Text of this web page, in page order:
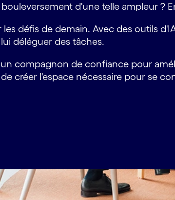
d'une telle ampleur ?
défis de demain. Avec des outils
déléguer des tâches.
compagnon de confiance pour
créer l'espace nécessaire pour se